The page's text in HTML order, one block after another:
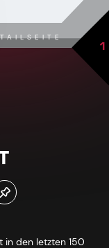
1
in den letzten 150